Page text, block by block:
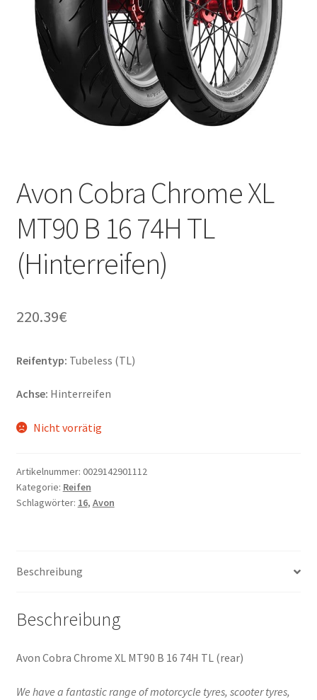
Avon Cobra Chrome XL
MT90 B 16 74H TL
(Hinterreifen)
220.39€
Reifentyp: Tubeless (TL)
Achse: Hinterreifen
Nicht vorrätig
Artikelnummer: 0029142901112
Kategorie: Reifen
Schlagwörter: 16, Avon
Beschreibung
Beschreibung
Avon Cobra Chrome XL MT90 B 16 74H TL (rear)
We have a fantastic range of motorcycle tyres, scooter tyres,